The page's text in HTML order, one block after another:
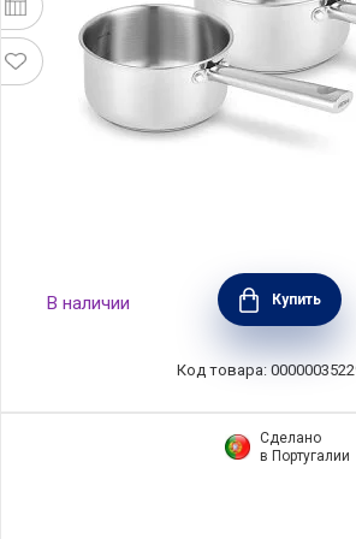
Набор из 3 ковшиков CICLA,
16,18,20 см, нержавеющая
Бельгия, 101041
В наличии Купить
Код товара:
Сделано
в Португалии